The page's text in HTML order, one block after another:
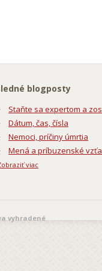
blogposty
Staňte sa expertom a
Dátum, čas, čísla
Nemoci, príčiny úmrtia
Mená a príbuzenské
viac
vyhradené